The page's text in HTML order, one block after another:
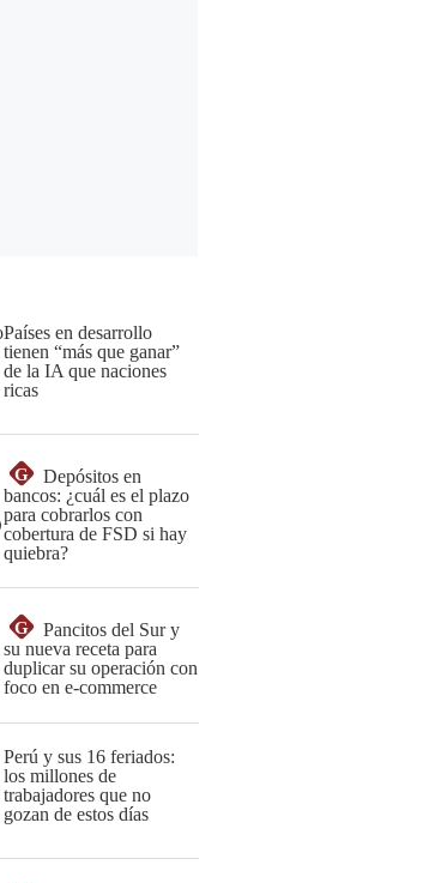
Países en desarrollo
tienen “más que ganar”
de la IA que naciones
ricas
G
Depósitos en
bancos: ¿cuál es el plazo
para cobrarlos con
cobertura de FSD si hay
quiebra?
G
Pancitos del Sur y
su nueva receta para
duplicar su operación con
foco en e-commerce
Perú y sus 16 feriados:
los millones de
trabajadores que no
gozan de estos días